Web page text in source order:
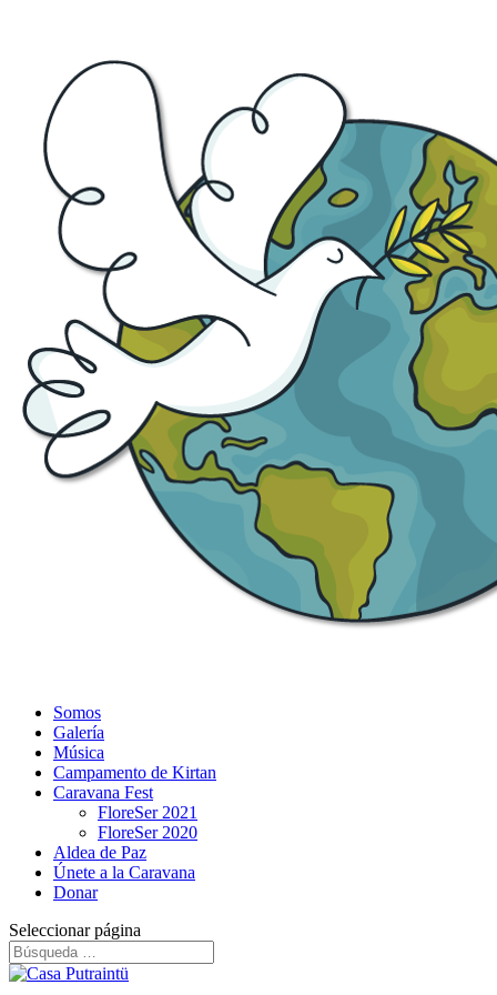
Somos
Galería
Música
Campamento de Kirtan
Caravana Fest
FloreSer 2021
FloreSer 2020
Aldea de Paz
Únete a la Caravana
Donar
Seleccionar página